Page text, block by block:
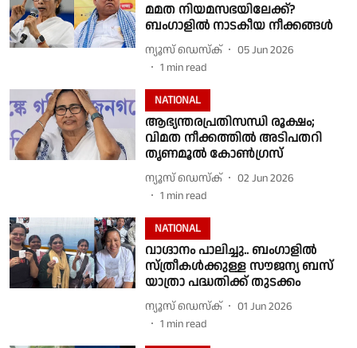
മമത നിയമസഭയിലേക്ക്?
ബംഗാളിൽ നാടകീയ നീക്കങ്ങൾ
ന്യൂസ് ഡെസ്ക്
05 Jun 2026
1 min read
NATIONAL
ആഭ്യന്തരപ്രതിസന്ധി രൂക്ഷം;
വിമത നീക്കത്തിൽ അടിപതറി
തൃണമൂൽ കോൺഗ്രസ്
ന്യൂസ് ഡെസ്ക്
02 Jun 2026
1 min read
NATIONAL
വാഗ്ദാനം പാലിച്ചു.. ബംഗാളില്‍
സ്ത്രീകൾക്കുള്ള സൗജന്യ ബസ്
യാത്രാ പദ്ധതിക്ക് തുടക്കം
ന്യൂസ് ഡെസ്ക്
01 Jun 2026
1 min read